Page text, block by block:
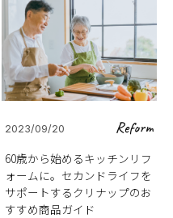
2023/09/20 Reform
60歳から始めるキッチンリフ
ォームに。セカンドライフを
サポートするクリナップのお
すすめ商品ガイド